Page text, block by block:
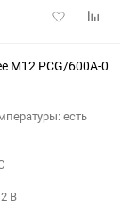
Добавить
M12 PCG/600A-0
есть
В